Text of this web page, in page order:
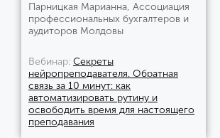
Парницкая Марианна, Ассоциация
профессиональных бухгалтеров и
аудиторов Молдовы
Вебинар Секреты
нейропреподавателя. Обратная
связь за 10 минут: как
автоматизировать рутину и
освободить время для настоящего
преподавания